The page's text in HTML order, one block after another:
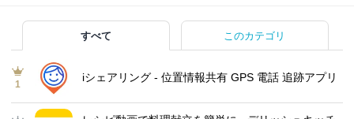
すべて このカテゴリ
1
iシェアリング - 位置情報共有 GPS 電話 追跡アプリ